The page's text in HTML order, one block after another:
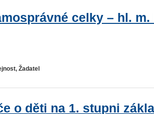
celky – hl. m.
Žadatel
o děti na 1. stupni